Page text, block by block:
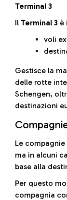
Terminal 3
Il Terminal 3 è
voli
Gestisce la
delle rotte
Schengen,
destinazioni
Le
ma in alcuni
base alla
Per questo
compagnia